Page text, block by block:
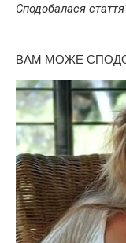
Сподобалася